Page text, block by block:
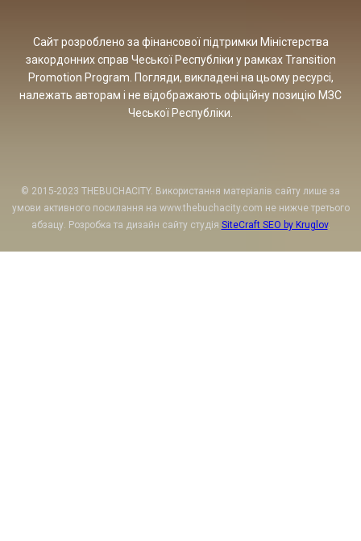
Сайт розроблено за фінансової підтримки Міністерства
закордонних справ Чеської Республіки у рамках Transition
Promotion Program. Погляди, викладені на цьому ресурсі,
належать авторам і не відображають офіційну позицію МЗС
Чеської Республіки.
© 2015-2023 THEBUCHACITY. Використання матеріалів сайту лише за
умови активного посилання на www.thebuchacity.com не нижче третього
абзацу. Розробка та дизайн сайту студія SiteCraft SEO by Kruglov.